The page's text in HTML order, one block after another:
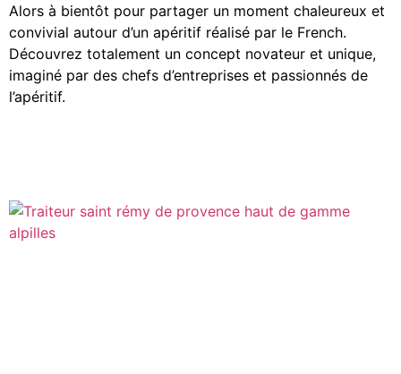
Alors à bientôt pour partager un moment chaleureux et
convivial autour d’un apéritif réalisé par le French.
Découvrez totalement un concept novateur et unique,
imaginé par des chefs d’entreprises et passionnés de
l’apéritif.